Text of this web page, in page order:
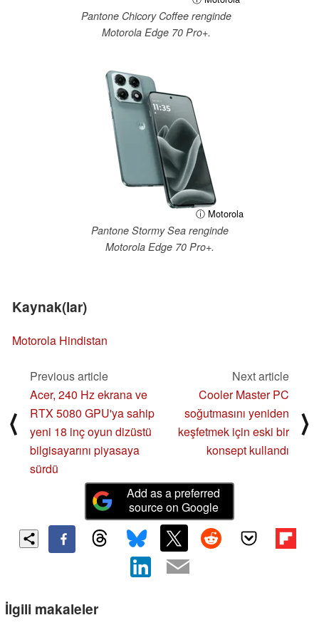
Pantone Chicory Coffee renginde
Motorola Edge 70 Pro+.
ⓘ Motorola
Pantone Stormy Sea renginde
Motorola Edge 70 Pro+.
Kaynak(lar)
Motorola Hindistan
⟨
Previous article
Acer, 240 Hz ekrana ve
RTX 5080 GPU'ya sahip
yeni 18 inç oyun dizüstü
bilgisayarını piyasaya
sürdü
Next article
Cooler Master PC
soğutmasını yeniden
keşfetmek için eski bir
konsept kullandı
⟩
Add as a preferred
source on Google
İlgili makaleler